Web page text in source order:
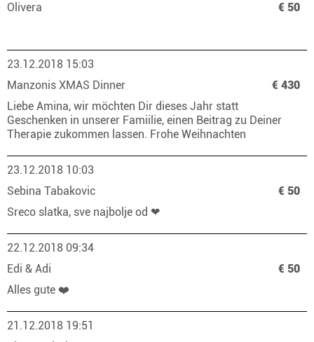
Olivera
€ 50
23.12.2018 15:03
Manzonis XMAS Dinner
€ 430
Liebe Amina, wir möchten Dir dieses Jahr statt
Geschenken in unserer Famiilie, einen Beitrag zu Deiner
Therapie zukommen lassen. Frohe Weihnachten
23.12.2018 10:03
Sebina Tabakovic
€ 50
Sreco slatka, sve najbolje od ❤
22.12.2018 09:34
Edi & Adi
€ 50
Alles gute ❤️
21.12.2018 19:51